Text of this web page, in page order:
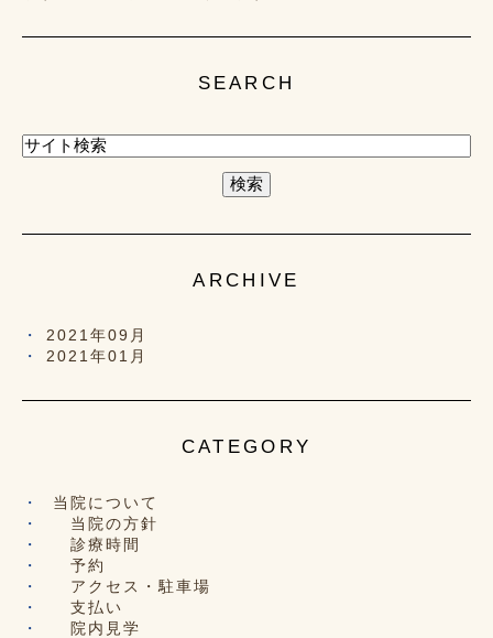
SEARCH
ARCHIVE
2021年09月
2021年01月
CATEGORY
当院について
当院の方針
診療時間
予約
アクセス・駐車場
支払い
院内見学